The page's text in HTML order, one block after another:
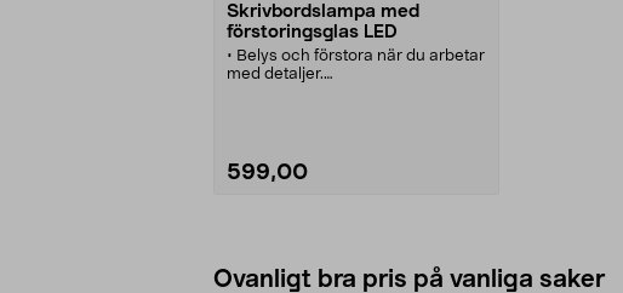
Skrivbordslampa med
förstoringsglas LED
• Belys och förstora när du arbetar
med detaljer.
gånger. Diameter: 15,5 centimeter.
• Justera lampan med den
599,00
Ovanligt bra pris på vanliga saker